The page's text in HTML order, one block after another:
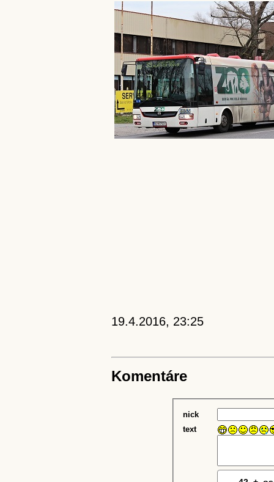
19.4.2016, 23:25
Komentáre
nick
text